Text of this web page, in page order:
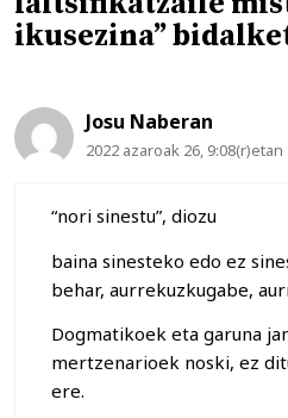
ikusezina”
Josu Naberan
2022 azaroak 26, 9:08(r)etan
“nori sinestu”, diozu
baina sinesteko edo ez
behar, aurrekuzkugabe,
Dogmatikoek eta garuna
mertzenarioek noski, ez
ere.